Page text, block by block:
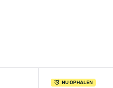
NU OPHALEN